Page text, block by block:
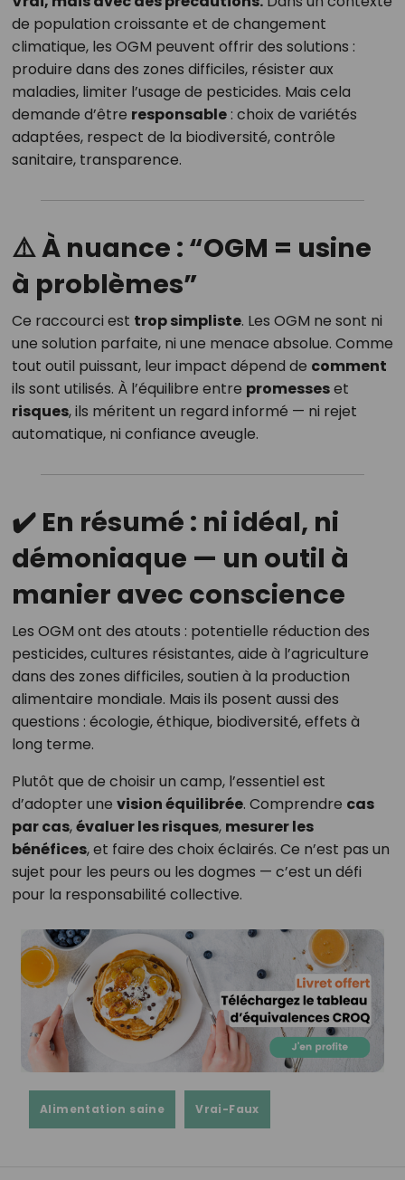
de population croissante et de changement
climatique, les OGM peuvent offrir des solutions :
produire dans des zones difficiles, résister aux
maladies, limiter l’usage de pesticides. Mais cela
demande d’être responsable: choix de variétés
adaptées, respect de la biodiversité, contrôle
sanitaire, transparence.
⚠️ À nuance : “OGM = usine
à problèmes”
Ce raccourci est trop simpliste. Les OGM ne sont ni
une solution parfaite, ni une menace absolue. Comme
tout outil puissant, leur impact dépend de comment
ils sont utilisés. À l’équilibre entre promesseset
risques, ils méritent un regard informé — ni rejet
automatique, ni confiance aveugle.
✔️ En résumé : ni idéal, ni
démoniaque — un outil à
manier avec conscience
Les OGM ont des atouts : potentielle réduction des
pesticides, cultures résistantes, aide à l’agriculture
dans des zones difficiles, soutien à la production
alimentaire mondiale. Mais ils posent aussi des
questions : écologie, éthique, biodiversité, effets à
long terme.
Plutôt que de choisir un camp, l’essentiel est
d’adopter une vision équilibrée. Comprendre cas
par cas,évaluer les risques, mesurer les
bénéfices, et faire des choix éclairés. Ce n’est pas un
sujet pour les peurs ou les dogmes — c’est un défi
pour la responsabilité collective.
Alimentation saine Vrai-Faux